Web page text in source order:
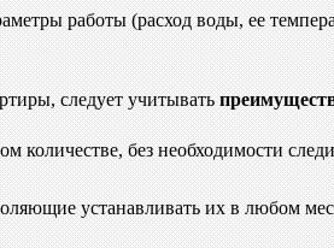
работы (расход воды, ее
следует учитывать
без необходимости
устанавливать их в любом